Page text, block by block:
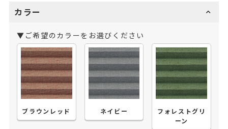
カラー
▼ご希望のカラーをお選びください
ブラウンレッド ネイビー
フォレストグリ
ーン